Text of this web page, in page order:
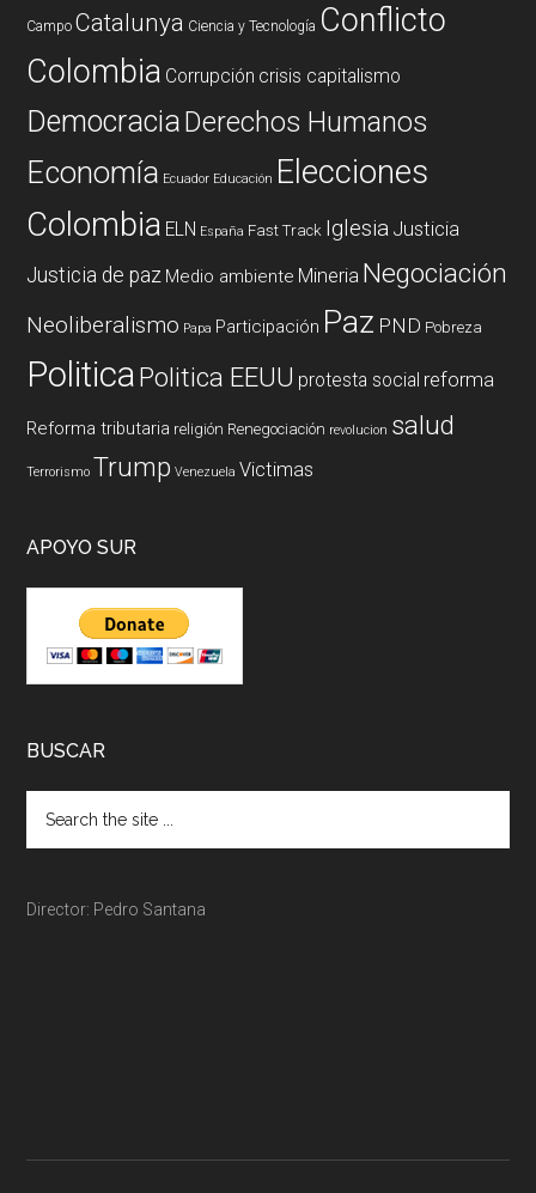
Campo Catalunya Ciencia y Tecnología Conflicto
Colombia Corrupción crisis capitalismo
DemocraciaDerechos Humanos
Economía Ecuador Educación Elecciones
Colombia ELN España Fast Track Iglesia Justicia
Justicia de paz Medio ambiente Mineria Negociación
Neoliberalismo Papa Participación Paz PND Pobreza
PoliticaPolitica EEUU protesta social reforma
Reforma tributaria religión Renegociación revolucion salud
Terrorismo Trump Venezuela Victimas
APOYO SUR
BUSCAR
Director: Pedro Santana